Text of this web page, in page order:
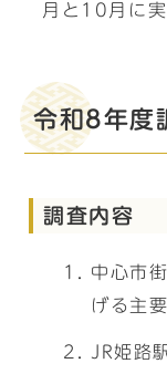
月と10月に実
令和8年度
調査内容
中心市
げる主
JR姫路